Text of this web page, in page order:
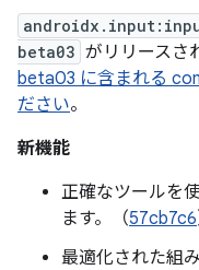
beta03 がリリースさ
beta03 に含まれる
ださい。
新機能
正確なツールを
ます。（57cb7c6
最適化された組